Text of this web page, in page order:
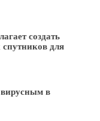
создать
для
вирусным в